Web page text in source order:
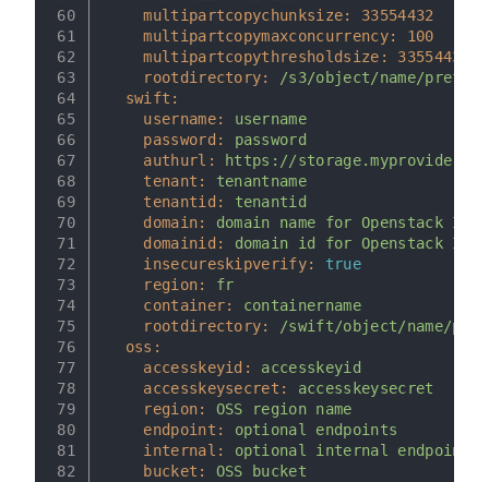
60
61
62
63
64
65
66
67
68
69
70
71
72
73
74
75
76
77
78
79
80
81
82
multipartcopychunksize:
33554432
multipartcopymaxconcurrency:
100
multipartcopythresholdsize:
33554432
rootdirectory:
/s3/object/name/prefix
swift:
username:
username
password:
password
authurl:
https://
tenant:
tenantname
tenantid:
tenantid
domain:
domain name for Openstack
domainid:
domain id for Openstack
insecureskipverify:
true
region:
fr
container:
containername
rootdirectory:
/swift/object/name/
oss:
accesskeyid:
accesskeyid
accesskeysecret:
accesskeysecret
region:
OSS region name
endpoint:
optional
endpoints
internal:
optional internal
endpoint
bucket:
OSS
bucket